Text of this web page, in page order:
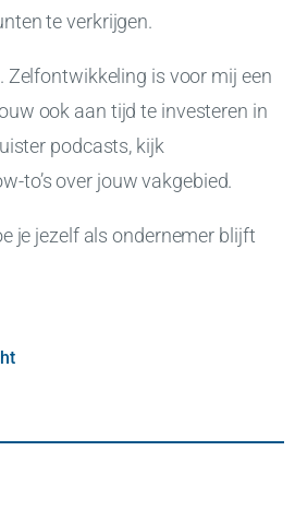
te verkrijgen.
Zelfontwikkeling is voor mij een
ook aan tijd te investeren in
podcasts, kijk
to’s over jouw vakgebied.
je jezelf als ondernemer blijft